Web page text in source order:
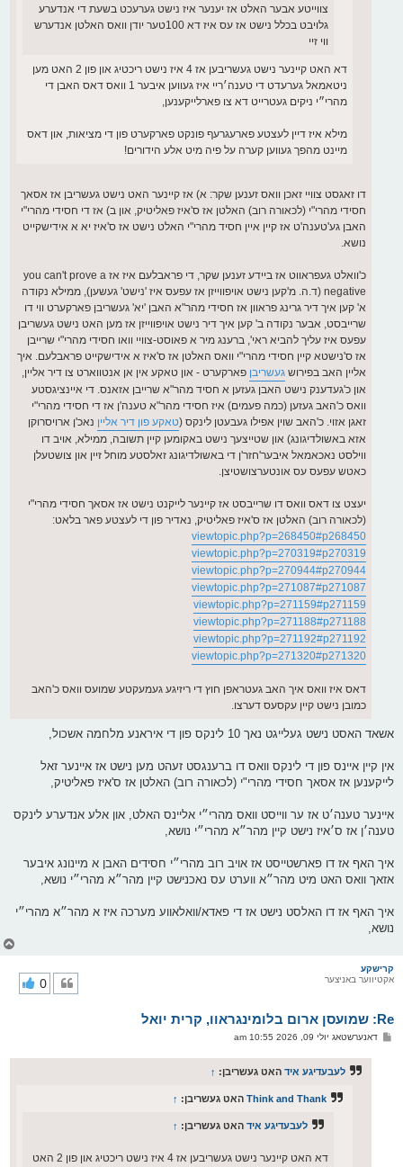
צווייטע אבער האלט אז יענער איז נישט גערעכט בשעת די אנדערע
גלויבט בכלל נישט אז עס איז דא 100טער יודן וואס האלטן אנדערש
ווי זיי
דא האט קיינער נישט געשריבען אז 4 איז נישט ריכטיג און פון 2 האט מען
ניטאמאל גערעדט די טענה׳ריי איז געווען איבער 1 וואס דאס האבן די
מהרי״י ניקים געטרייט דא צו פארלייקענען,
מילא איז דיין לעצטע פארעגרעף פונקט פארקערט פון די מציאות, און דאס
מיינט מהפך געווען קערה על פיה מיט אלע הידורים!
דו זאגסט צוויי זאכן וואס זענען שקר: א) אז קיינער האט נישט געשריבן אז אסאך
חסידי מהרי"י (לכאורה רוב) האלטן אז ס'איז פאליטיק, און ב) אז די חסידי מהרי"י
האבן גע'טענה'ט אז קיין איין חסיד מהרי"י האלט נישט אז ס'איז יא א אידישקייט
נושא.
כ'וואלט געפראווט אז ביידע זענען שקר, די פראבלעם איז אז you can't prove a
negative (ד.ה. מ'קען נישט אויפווייזן אז עפעס איז 'נישט' געשען), ממילא נקודה
א' קען איך דיר גרינג פראוון אז חסידי מהר"א האבן 'יא' געשריבן פארקערט ווי דו
שרייבסט, אבער נקודה ב' קען איך דיר נישט אויפווייזן אז מען האט נישט געשריבן
עפעס איז עליך להביא ראי', ברענג מיר א פאוסט-צוויי וואו חסידי מהרי"י שרייבן
אז ס'נישטא קיין חסידי מהרי"י וואס האלטן אז ס'איז א אידישקייט פראבלעם. איך
אליין האב בפירוש געשריבן פארקערט - און טאקע אין אן אנטווארט צו דיר אליין,
און כ'געדענק נישט האבן געזען א חסיד מהר"א שרייבן אזאנס. די איינציגסטע
וואס כ'האב געזען (כמה פעמים) איז חסידי מהר"א טענה'ן אז די חסידי מהרי"י
זאגן אזוי. כ'האב שוין אפילו געבעטן לינקס (טאקע פון דיר אליין נאכ'ן ארויסרוקן
אזא באשולדיגונג) און שטייצעך נישט באקומען קיין תשובה, ממילא, אויב דו
ווילסט נאכאמאל איבער'חזר'ן די באשולדיגונג זאלסטע מוחל זיין און צושטעלן
כאטש עפעס עס אונטערצושטיצן.
יעצט צו דאס וואס דו שרייבסט אז קיינער לייקנט נישט אז אסאך חסידי מהרי"י
(לכאורה רוב) האלטן אז ס'איז פאליטיק, נאדיר פון די לעצטע פאר בלאט:
viewtopic.php?p=268450#p268450
viewtopic.php?p=270319#p270319
viewtopic.php?p=270944#p270944
viewtopic.php?p=271087#p271087
viewtopic.php?p=271159#p271159
viewtopic.php?p=271188#p271188
viewtopic.php?p=271192#p271192
viewtopic.php?p=271320#p271320
דאס איז וואס איך האב געטראפן חוץ די ריזיגע געמעקטע שמועס וואס כ'האב
כמובן נישט קיין עקסעס דערצו.
אשאד האסט נישט געלייגט נאך 10 לינקס פון די איראנע מלחמה אשכול,
אין קיין איינס פון די לינקס וואס דו ברענגסט זעהט מען נישט אז איינער זאל
לייקענען אז אסאך חסידי מהרי"י (לכאורה רוב) האלטן אז ס'איז פאליטיק,
איינער טענה׳ט אז ער ווייסט וואס מהרי״י אליינס האלט, און אלע אנדערע לינקס
טענה׳ן אז ס׳איז נישט קיין מהר״א מהרי״י נושא,
איך האף אז דו פארשטייסט אז אויב רוב מהרי״י חסידים האבן א מיינונג איבער
אזאך וואס האט מיט מהר״א ווערט עס נאכנישט קיין מהר״א מהרי״י נושא,
איך האף אז דו האלסט נישט אז די פאדא/וואלאווע מערכה איז א מהר״א מהרי״י
נושא,
קרישקע
אקטיווער באניצער
Re: שמועסן ארום בלומינגראוו, קרית יואל
0
פדאנערשטאג יולי 09, 2026 10:55 am
לעבעדיגע איד האט געשריבן: ↑
Think and Thank האט געשריבן: ↑
לעבעדיגע איד האט געשריבן: ↑
דא האט קיינער נישט געשריבען אז 4 איז נישט ריכטיג און פון 2 האט